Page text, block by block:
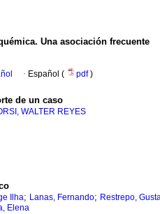
Una asociación frecuente
· Español ( pdf)
de un caso
WALTER REYES
Ilha; Lanas, Fernando; Restrepo,
Elena